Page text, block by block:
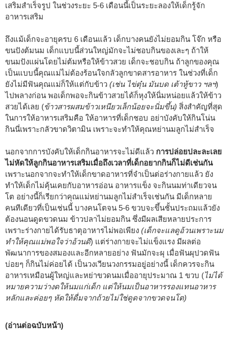
เสริมสำเร็จรูป ในช่วงระยะ 5-6 เดือนนี้เป็นระยะลองให้เด็กรู้จัก
อาหารเสริม
ถึงแม้เด็กจะอายุครบ 6 เดือนแล้ว เด็กบางคนยังไม่ยอมกิน โจ๊ก หรือ
ขนปังต้มนม เด็กแบบนี้ส่วนใหญ่มักจะไม่ชอบกินของเละๆ ถ้าให้
ขนมปังแผ่นโดยไม่ต้มหรือให้ข้าวสวย เด็กจะชอบกิน ถ้าลูกของคุณ
เป็นแบบนี้คุณแม่ไม่ต้องร้อนใจกลัวลูกขาดสารอาหาร ในช่วงที่เด็ก
ยังไม่มีฟันคุณแม่ก็ให้แต่กับข้าว (เช่น ไข่ตุ๋น มันบด เต้าหู้ขาว ฯลฯ)
ไปพลางก่อน พอเด็กพอจะกินข้าวสวยได้ก็หุงให้นิ่มหน่อยแล้วให้ข้าว
สวยได้เลย (ข้าวสารผสมข้าวเหนียวเล็กน้อยจะนิ่มขึ้น) สิ่งสำคัญที่สุด
ในการให้อาหารเสริมคือ ให้อาหารที่เด็กชอบ อย่าบังคับให้กินโน่น
กินนี่เพราะกลัวขาดวิตามิน เพราะจะทำให้คุณหย่านมลูกไม่สำเร็จ
นอกจากการบังคับให้เด็กกินอาหารจะไม่ดีแล้ว การปล่อยปละละเลย
ไม่หัดให้ลูกกินอาหารเสริมเมื่อถึงเวลาที่เด็กอยากกินก็ไม่ดีเช่นกัน
เพราะนอกจากจะทำให้เด็กขาดอาหารที่จำเป็นต่อร่างกายแล้ว ยัง
ทำให้เด็กไม่คุ้นเคยกับอาหารอ่อน อาหารแข็ง จะกินนมท่าเดียวจน
โต อย่างนี้ก็เรียกว่าคุณแม่หย่านมลูกไม่สำเร็จเช่นกัน มีเด็กหลาย
คนทีเดียวที่เป็นเช่นนี้ บางคนโตจน 5-6 ขวบจะขึ้นชั้นประถมแล้วยัง
ต้องนอนดูดขวดนม ข้าวปลาไม่ยอมกิน ซึ่งมีผลเสียหลายประการ
เพราะร่างกายได้รับธาตุอาหารไม่พอเพียง (เด็กจะแลดูอ้วนเพราะนม
ทำให้คุณแม่พอใจว่าอ้วนดี) แต่ร่างกายจะไม่แข็งแรง มีผลต่อ
พัฒนาการของสมองและอีกหลายอย่าง ฟันมักจะผุ เมื่อฟันผุปวดฟัน
บ่อยๆ ก็กินไม่ค่อยได้ เป็นวงเวียนวงกรรมอยู่อย่างนี้ เด็กควรจะกิน
อาหารเหมือนผู้ใหญ่และหย่าขวดนมเมื่ออายุประมาณ 1 ขวบ (ไม่ได้
หมายความว่างดให้นมแก่เด็ก แต่ให้นมเป็นอาหารรองแทนอาหาร
หลักและค่อยๆ หัดให้ดื่มจากถ้วยไม่ใช่ดูดจากขวดจนโต)
(อ่านต่อฉบับหน้า)